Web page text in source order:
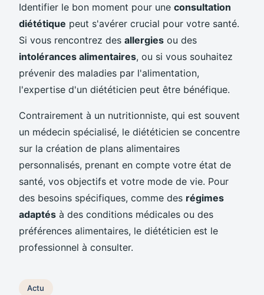
Identifier le bon moment pour une consultation
diététique peut s'avérer crucial pour votre santé.
Si vous rencontrez des allergies ou des
intolérances alimentaires, ou si vous souhaitez
prévenir des maladies par l'alimentation,
l'expertise d'un diététicien peut être bénéfique.
Contrairement à un nutritionniste, qui est souvent
un médecin spécialisé, le diététicien se concentre
sur la création de plans alimentaires
personnalisés, prenant en compte votre état de
santé, vos objectifs et votre mode de vie. Pour
des besoins spécifiques, comme des régimes
adaptés à des conditions médicales ou des
préférences alimentaires, le diététicien est le
professionnel à consulter.
Actu